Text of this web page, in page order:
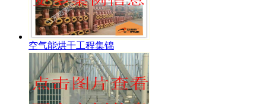
空气能烘干工程集锦